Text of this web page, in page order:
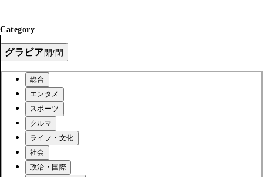
Category
グラビア開/閉
総合
エンタメ
スポーツ
クルマ
ライフ・文化
社会
政治・国際